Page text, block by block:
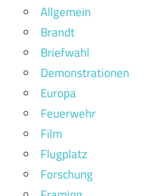
Allgemein
Brandt
Briefwahl
Demonstrationen
Europa
Feuerwehr
Film
Flugplatz
Forschung